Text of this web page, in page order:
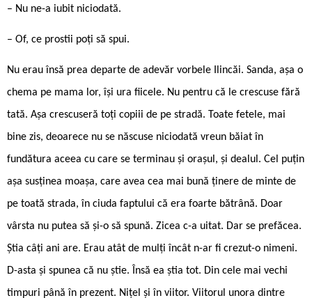
– Nu ne-a iubit niciodată.
– Of, ce prostii poți să spui.
Nu erau însă prea departe de adevăr vorbele Ilincăi. Sanda, așa o
chema pe mama lor, își ura fiicele. Nu pentru că le crescuse fără
tată. Așa crescuseră toți copiii de pe stradă. Toate fetele, mai
bine zis, deoarece nu se născuse niciodată vreun băiat în
fundătura aceea cu care se terminau și orașul, și dealul. Cel puțin
așa susținea moașa, care avea cea mai bună ținere de minte de
pe toată strada, în ciuda faptului că era foarte bătrână. Doar
vârsta nu putea să și-o să spună. Zicea c-a uitat. Dar se prefăcea.
Știa câți ani are. Erau atât de mulți încât n-ar fi crezut-o nimeni.
D-asta și spunea că nu știe. Însă ea știa tot. Din cele mai vechi
timpuri până în prezent. Nițel și în viitor. Viitorul unora dintre